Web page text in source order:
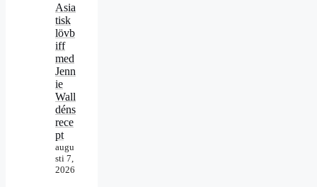
Asia
tisk
lövb
iff
med
Jenn
ie
Wall
déns
rece
pt
augu
sti 7,
2026